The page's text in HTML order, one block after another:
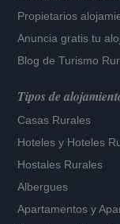
Propietarios
Anuncia gratis tu
Blog de Turismo
Tipos de
Casas Rurales
Hoteles y Hoteles
Hostales Rurales
Albergues
Apartamentos y